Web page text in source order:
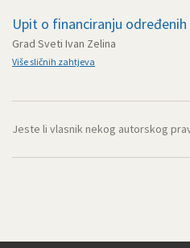
Upit o financiranju
Grad Sveti Ivan Zelina
Više sličnih zahtjeva
Jeste li vlasnik nekog autorskog